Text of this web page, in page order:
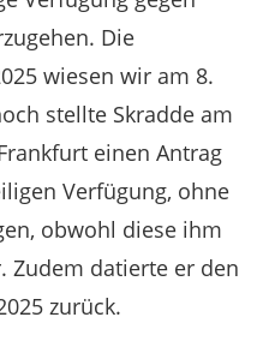
Die
wiesen wir am 8.
stellte Skradde am
einen Antrag
Verfügung, ohne
obwohl diese ihm
Zudem datierte er den
zurück.